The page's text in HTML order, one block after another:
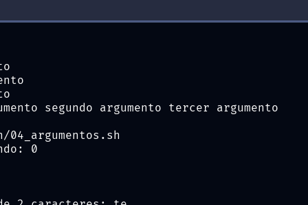
segundo argumento tercer argumento
0